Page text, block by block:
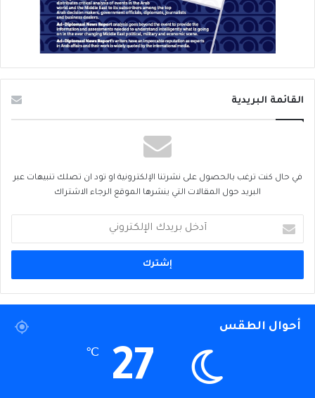
القائمة البريدية
في حال كنت ترغب بالحصول على نشرتنا الإلكترونية او تود ان تصلك تنبيهات عبر
البريد حول المقالات التي ينشرها الموقع الرجاء الاشتراك
بريدك
الإلكتروني
أحوال الطقس
27
℃